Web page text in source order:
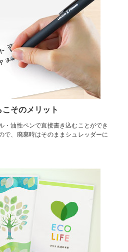
そのメリット
・油性ペンで直接書き込むことができ
で、廃棄時はそのままシュレッダーに